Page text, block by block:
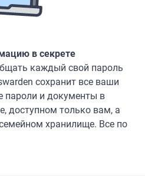
в секрете
каждый свой пароль
сохранит все ваши
пароли и документы в
доступном только вам, а
хранилище. Все по